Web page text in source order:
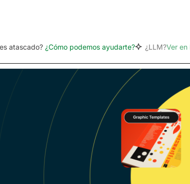
atascado? ¿Cómo podemos ayudarte? ¿LLM?Ver